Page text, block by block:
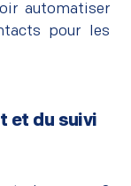
automatiser
pour les
et du suivi